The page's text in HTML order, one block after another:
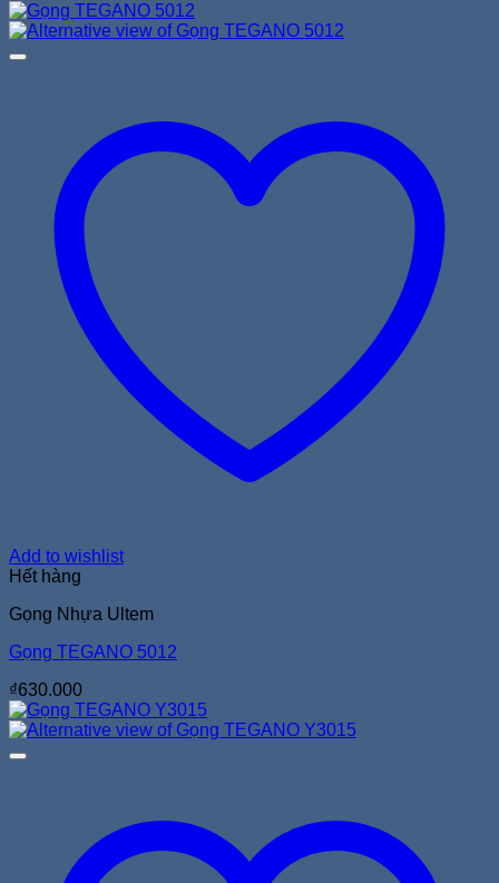
Add to wishlist
Hết hàng
Gọng Nhựa Ultem
Gọng TEGANO 5012
₫630.000